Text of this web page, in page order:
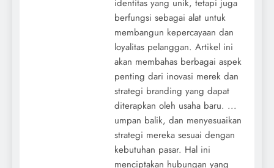
identitas yang unik, tetapi juga
berfungsi sebagai alat untuk
membangun kepercayaan dan
loyalitas pelanggan. Artikel ini
akan membahas berbagai aspek
penting dari inovasi merek dan
strategi branding yang dapat
diterapkan oleh usaha baru. ...
umpan balik, dan menyesuaikan
strategi mereka sesuai dengan
kebutuhan pasar. Hal ini
menciptakan hubungan yang